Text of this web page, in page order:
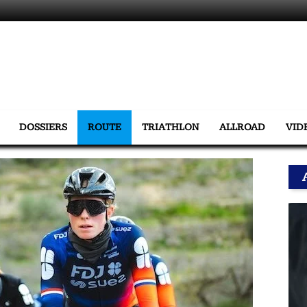
DOSSIERS ROUTE TRIATHLON ALLROAD